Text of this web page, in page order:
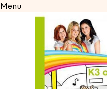
Menu
Wat is je e-mailadres?
Aanmelden
We gebruiken je